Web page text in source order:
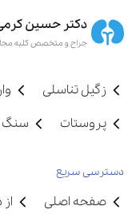
زگیل تناسلی
پروستات
سنگ
دسترسی سریع
صفحه اصلی